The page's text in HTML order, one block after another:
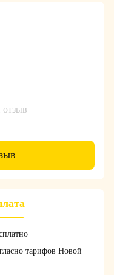
отзыв
тарифов Новой